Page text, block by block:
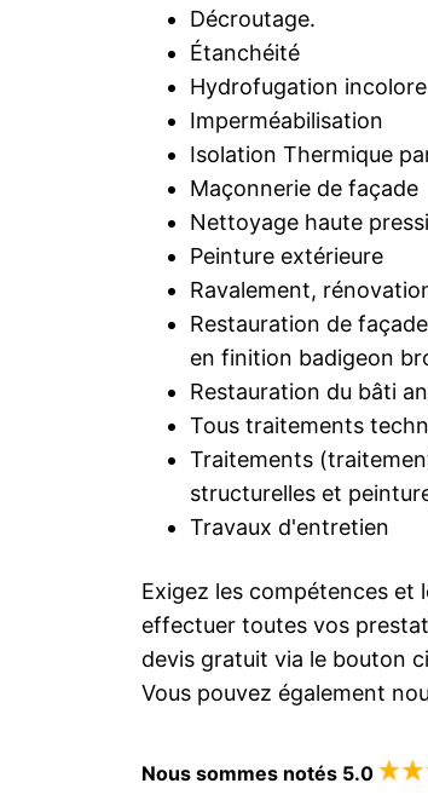
Décroutage.
Étanchéité
Hydrofugation
Imperméabilisation
Isolation Thermique
Maçonnerie de façade
Nettoyage haute
Peinture extérieure
Ravalement,
Restauration de
en finition badigeon
Restauration du bâti
Tous traitements
Traitements
structurelles et
Travaux d'entretien
Exigez les compétences et
effectuer toutes vos
devis gratuit via le bouton
Vous pouvez également
Nous sommes notés 5.0